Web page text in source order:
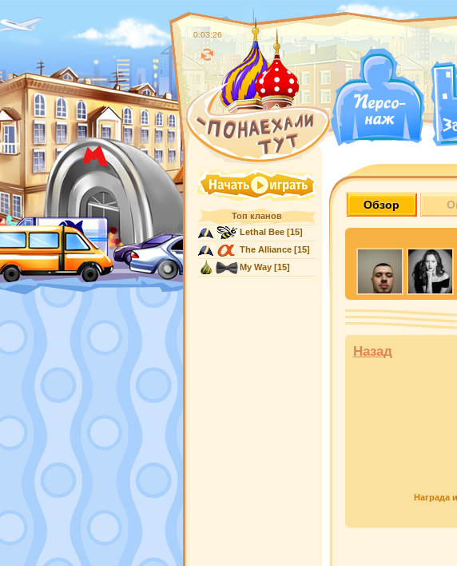
0:03:26
Топ кланов
Lethal Bee[15]
The Alliance[15]
My Way[15]
Обзор
Назад
Награда и